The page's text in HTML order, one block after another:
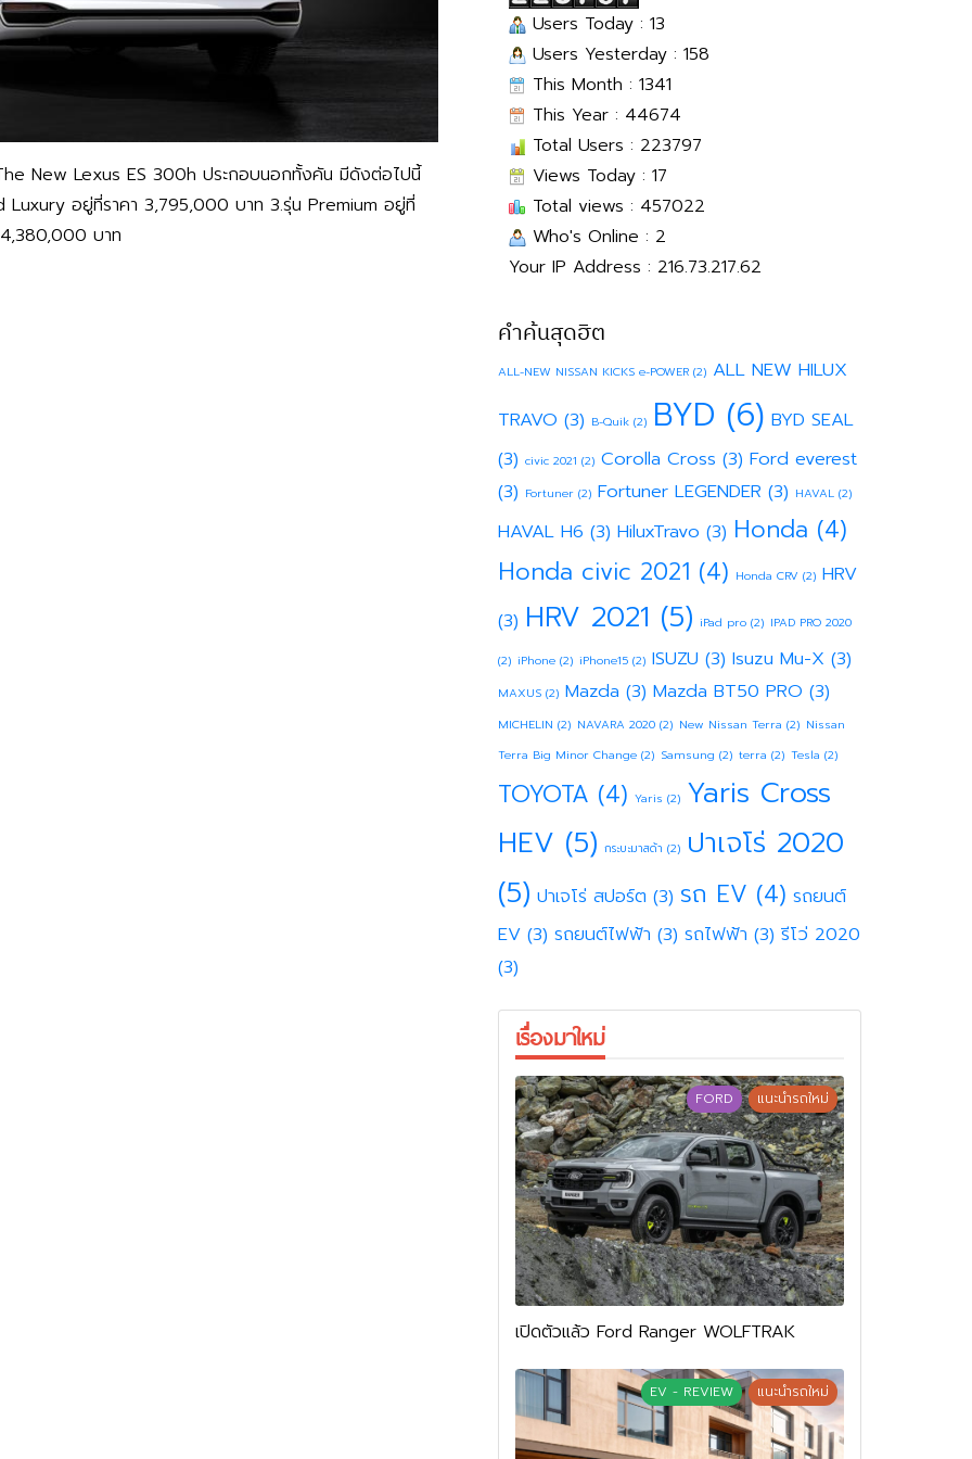
New Lexus ES 300h ประกอบนอกทั้งคัน มีดังต่อไปนี้
อยู่ที่ราคา 3,795,000 บาท 3.รุ่น Premium อยู่ที่
บาท
Users Today : 13
Users Yesterday : 158
This Month : 1341
This Year : 44674
Total Users : 223797
Views Today : 17
Total views : 457022
Who's Online : 2
Your IP Address : 216.73.217.62
คำค้นสุดฮิต
ALL-NEW NISSAN KICKS e-POWER (2) ALL NEW HILUX
TRAVO (3) B-Quik (2) BYD (6) BYD SEAL
(3) civic 2021 (2) Corolla Cross (3) Ford everest
(3) Fortuner (2) Fortuner LEGENDER (3) HAVAL (2)
HAVAL H6 (3) HiluxTravo (3) Honda (4)
Honda civic 2021 (4) Honda CRV (2) HRV
(3) HRV 2021 (5) iPad pro (2) IPAD PRO 2020
(2) iPhone (2) iPhone15 (2) ISUZU (3) Isuzu Mu-X (3)
MAXUS (2) Mazda (3) Mazda BT50 PRO (3)
MICHELIN (2) NAVARA 2020 (2) New Nissan Terra (2) Nissan
Terra Big Minor Change (2) Samsung (2) terra (2) Tesla (2)
TOYOTA (4) Yaris (2) Yaris Cross
HEV (5) กระบะมาสด้า (2) ปาเจโร่ 2020
(5) ปาเจโร่ สปอร์ต (3) รถ EV (4) รถยนต์
EV (3) รถยนต์ไฟฟ้า (3) รถไฟฟ้า (3) รีโว่ 2020
(3)
เรื่องมาใหม่
FORD แนะนำรถใหม่
เปิดตัวแล้ว Ford Ranger WOLFTRAK
EV - REVIEW แนะนำรถใหม่